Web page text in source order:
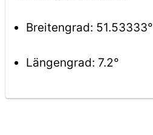
Breitengrad: 51.53333°
Längengrad: 7.2°